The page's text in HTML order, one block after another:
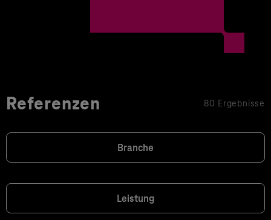
Referenzen 80 Ergebnisse
Branche
Leistung